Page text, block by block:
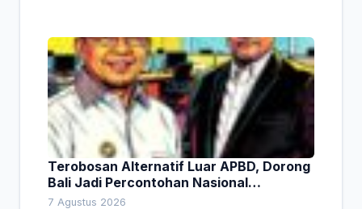
Terobosan Alternatif Luar APBD, Dorong
Bali Jadi Percontohan Nasional
Pembiayaan Daerah
7 Agustus 2026